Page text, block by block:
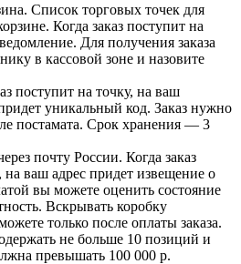
Список торговых точек для
Когда заказ поступит на
Для получения заказа
в кассовой зоне и назовите
поступит на точку, на ваш
уникальный код. Заказ нужно
постамата. Срок хранения — 3
почту России. Когда заказ
на ваш адрес придет извещение о
вы можете оценить состояние
Вскрывать коробку
только после оплаты заказа.
не больше 10 позиций и
превышать 100 000 р.